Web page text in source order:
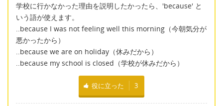
学校に行かなかった理由を説明したかったら、'because' と
いう語が使えます。
..because I was not feeling well this morning（今朝気分が
悪かったから）
..because we are on holiday（休みだから）
..because my school is closed（学校が休みだから）
役に立った 3